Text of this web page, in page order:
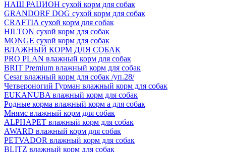
НАШ РАЦИОН сухой корм для собак
GRANDORF DOG сухой корм для собак
CRAFTIA сухой корм для собак
HILTON сухой корм для собак
MONGE сухой корм для собак
ВЛАЖНЫЙ КОРМ ДЛЯ СОБАК
PRO PLAN влажный корм для собак
BRIT Premium влажный корм для собак
Cesar влажный корм для собак /уп.28/
Четвероногий Гурман влажный корм для собак
EUKANUBA влажный корм для собак
Родные корма влажный корм а для собак
Мнямс влажный корм для собак
ALPHAPET влажный корм для собак
AWARD влажный корм для собак
PETVADOR влажный корм для собак
BLITZ влажный корм для собак